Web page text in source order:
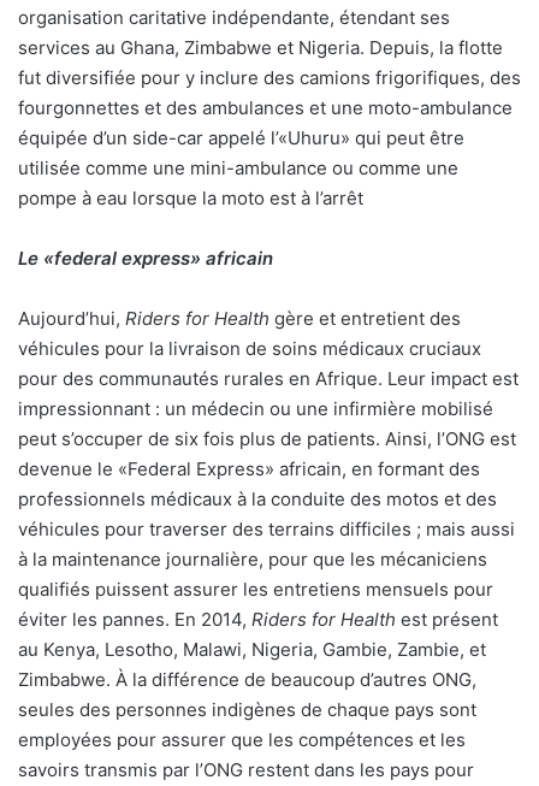
organisation caritative indépendante, étendant ses
services au Ghana, Zimbabwe et Nigeria. Depuis, la flotte
fut diversifiée pour y inclure des camions frigorifiques, des
fourgonnettes et des ambulances et une moto-ambulance
équipée d’un side-car appelé l’«Uhuru» qui peut être
utilisée comme une mini-ambulance ou comme une
pompe à eau lorsque la moto est à l’arrêt
Le «federal express» africain
Aujourd’hui, Riders for Health gère et entretient des
véhicules pour la livraison de soins médicaux cruciaux
pour des communautés rurales en Afrique. Leur impact est
impressionnant : un médecin ou une infirmière mobilisé
peut s’occuper de six fois plus de patients. Ainsi, l’ONG est
devenue le «Federal Express» africain, en formant des
professionnels médicaux à la conduite des motos et des
véhicules pour traverser des terrains difficiles ; mais aussi
à la maintenance journalière, pour que les mécaniciens
qualifiés puissent assurer les entretiens mensuels pour
éviter les pannes. En 2014, Riders for Health est présent
au Kenya, Lesotho, Malawi, Nigeria, Gambie, Zambie, et
Zimbabwe. À la différence de beaucoup d’autres ONG,
seules des personnes indigènes de chaque pays sont
employées pour assurer que les compétences et les
savoirs transmis par l’ONG restent dans les pays pour